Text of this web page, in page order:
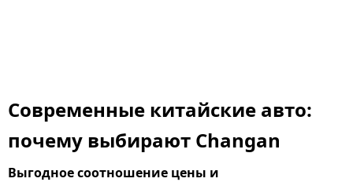
Современные китайские авто:
почему выбирают Changan
Выгодное соотношение цены и